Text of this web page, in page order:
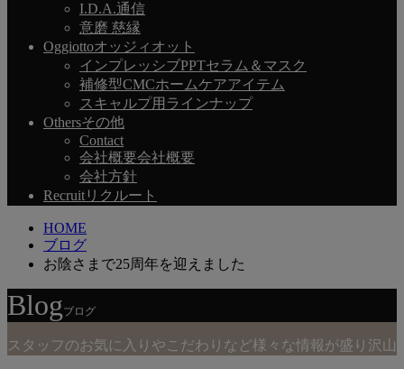
I.D.A.通信
意磨 慈縁
Oggiottoオッジィオット
インプレッシブPPTセラム＆マスク
補修型CMCホームケアアイテム
スキャルプ用ラインナップ
Othersその他
Contact
会社概要会社概要
会社方針
Recruit リクルート
HOME
ブログ
お陰さまで25周年を迎えました
Blogブログ
スタッフのお気に入りやこだわりなど様々な情報が盛り沢山